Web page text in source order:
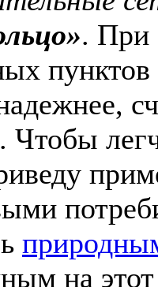
. При
Чтобы
на